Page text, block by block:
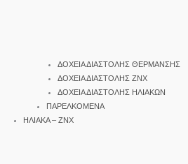
ΔΟΧΕΙΑ ΔΙΑΣΤΟΛΗΣ ΘΕΡΜΑΝΣΗΣ
ΔΟΧΕΙΑ ΔΙΑΣΤΟΛΗΣ ΖΝΧ
ΔΟΧΕΙΑ ΔΙΑΣΤΟΛΗΣ ΗΛΙΑΚΩΝ
ΠΑΡΕΛΚΟΜΕΝΑ
ΗΛΙΑΚΑ – ΖΝΧ